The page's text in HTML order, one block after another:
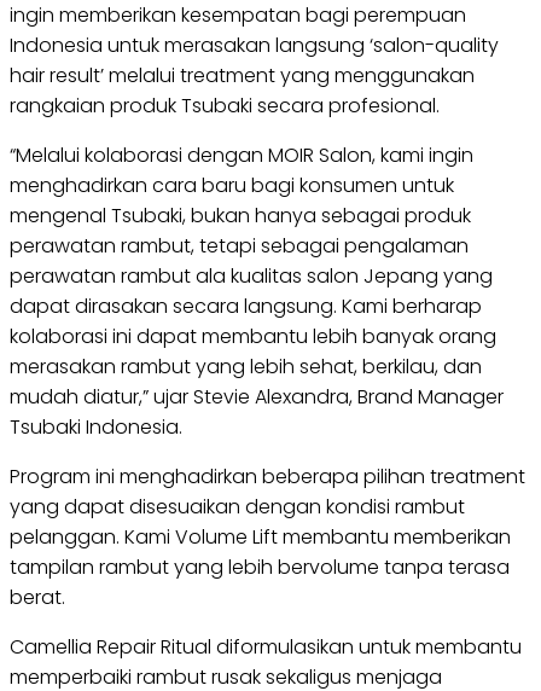
ingin memberikan kesempatan bagi perempuan
Indonesia untuk merasakan langsung ‘salon-quality
hair result’ melalui treatment yang menggunakan
rangkaian produk Tsubaki secara profesional.
“Melalui kolaborasi dengan MOIR Salon, kami ingin
menghadirkan cara baru bagi konsumen untuk
mengenal Tsubaki, bukan hanya sebagai produk
perawatan rambut, tetapi sebagai pengalaman
perawatan rambut ala kualitas salon Jepang yang
dapat dirasakan secara langsung. Kami berharap
kolaborasi ini dapat membantu lebih banyak orang
merasakan rambut yang lebih sehat, berkilau, dan
mudah diatur,” ujar Stevie Alexandra, Brand Manager
Tsubaki Indonesia.
Program ini menghadirkan beberapa pilihan treatment
yang dapat disesuaikan dengan kondisi rambut
pelanggan. Kami Volume Lift membantu memberikan
tampilan rambut yang lebih bervolume tanpa terasa
berat.
Camellia Repair Ritual diformulasikan untuk membantu
memperbaiki rambut rusak sekaligus menjaga